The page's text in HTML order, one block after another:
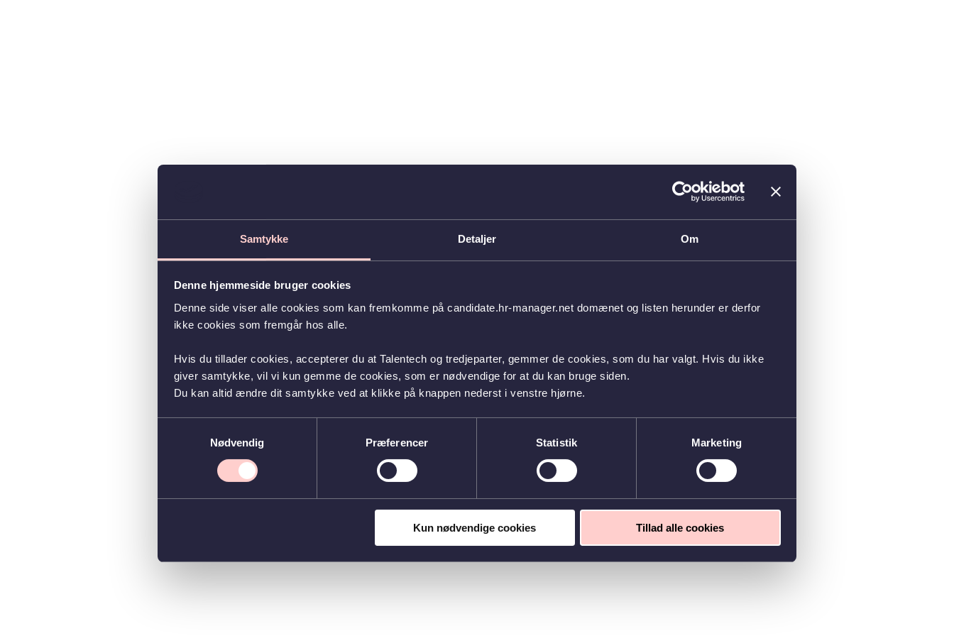
Samtykke Detaljer Om
Denne hjemmeside bruger cookies
Denne side viser alle cookies som kan fremkomme på candidate.hr-manager.net domænet og listen herunder er derfor
ikke cookies som fremgår hos alle.
Hvis du tillader cookies, accepterer du at Talentech og tredjeparter, gemmer de cookies, som du har valgt. Hvis du ikke
giver samtykke, vil vi kun gemme de cookies, som er nødvendige for at du kan bruge siden.
Du kan altid ændre dit samtykke ved at klikke på knappen nederst i venstre hjørne.
Nødvendig
Præferencer Statistik Marketing
Kun nødvendige cookies Tillad alle cookies